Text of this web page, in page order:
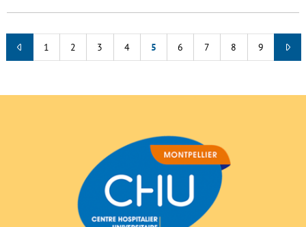
1 2 3 4 5 6 7 8 9